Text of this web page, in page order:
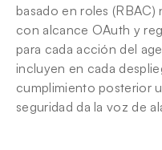
basado en roles
con alcance OAuth y
para cada acción del
incluyen en cada
cumplimiento posterior
seguridad da la voz de